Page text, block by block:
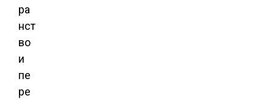
ра
нст
во
и
пе
ре